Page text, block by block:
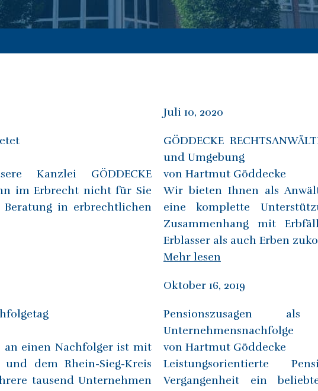
Kanzlei GÖDDECKE
im Erbrecht nicht für Sie
in erbrechtlichen
Juli 10, 2020
GÖDDECKE
und Umgebung
von Hartmut Göddecke
Wir bieten Ihnen als
eine komplette
Zusammenhang mit
Erblasser als auch Erben
Mehr lesen
an einen Nachfolger ist mit
dem Rhein-Sieg-Kreis
tausend Unternehmen
Oktober 16, 2019
Pensionszusagen
Unternehmensnachfolge
von Hartmut Göddecke
Leistungsorientierte
Vergangenheit ein